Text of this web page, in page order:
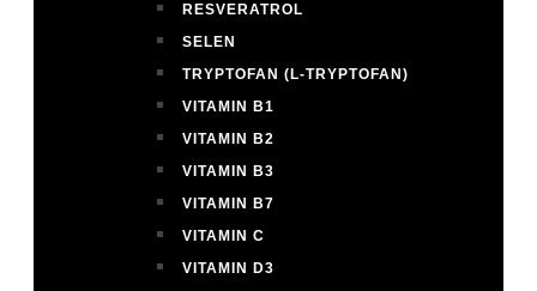
RESVERATROL
SELEN
TRYPTOFAN (L-TRYPTOFAN)
VITAMIN B1
VITAMIN B2
VITAMIN B3
VITAMIN B7
VITAMIN C
VITAMIN D3